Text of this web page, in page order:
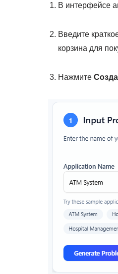
В интерфейсе
Введите
корзина для
Нажмите